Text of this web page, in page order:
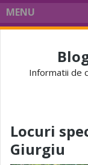
MENU
Informatii de
Locuri
Giurgiu